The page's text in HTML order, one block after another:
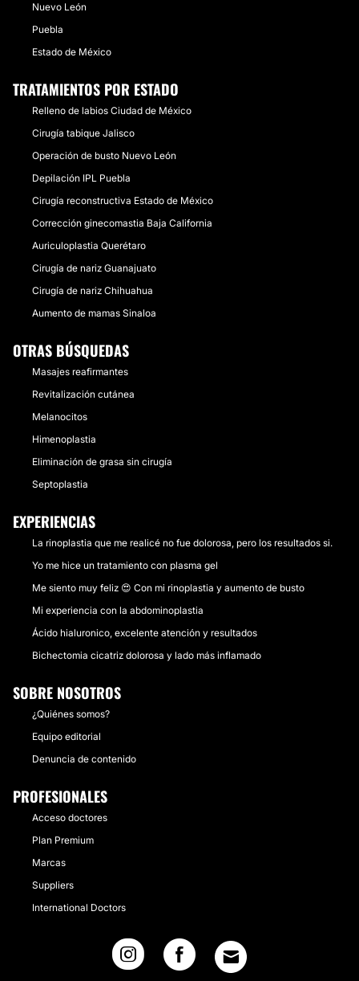
Nuevo León
Puebla
Estado de México
TRATAMIENTOS POR ESTADO
Relleno de labios Ciudad de México
Cirugía tabique Jalisco
Operación de busto Nuevo León
Depilación IPL Puebla
Cirugía reconstructiva Estado de México
Corrección ginecomastia Baja California
Auriculoplastia Querétaro
Cirugía de nariz Guanajuato
Cirugía de nariz Chihuahua
Aumento de mamas Sinaloa
OTRAS BÚSQUEDAS
Masajes reafirmantes
Revitalización cutánea
Melanocitos
Himenoplastia
Eliminación de grasa sin cirugía
Septoplastia
EXPERIENCIAS
La rinoplastia que me realicé no fue dolorosa, pero los resultados si.
Yo me hice un tratamiento con plasma gel
Me siento muy feliz 😍 Con mi rinoplastia y aumento de busto
Mi experiencia con la abdominoplastia
Ácido hialuronico, excelente atención y resultados
Bichectomia cicatriz dolorosa y lado más inflamado
SOBRE NOSOTROS
¿Quiénes somos?
Equipo editorial
Denuncia de contenido
PROFESIONALES
Acceso doctores
Plan Premium
Marcas
Suppliers
International Doctors